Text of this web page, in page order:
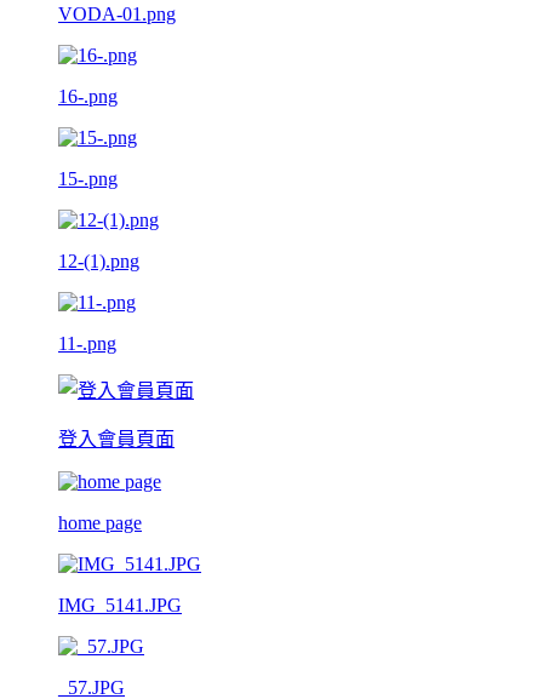
VODA-01.png
16-.png
15-.png
12-(1).png
11-.png
登入會員頁面
home page
IMG_5141.JPG
_57.JPG